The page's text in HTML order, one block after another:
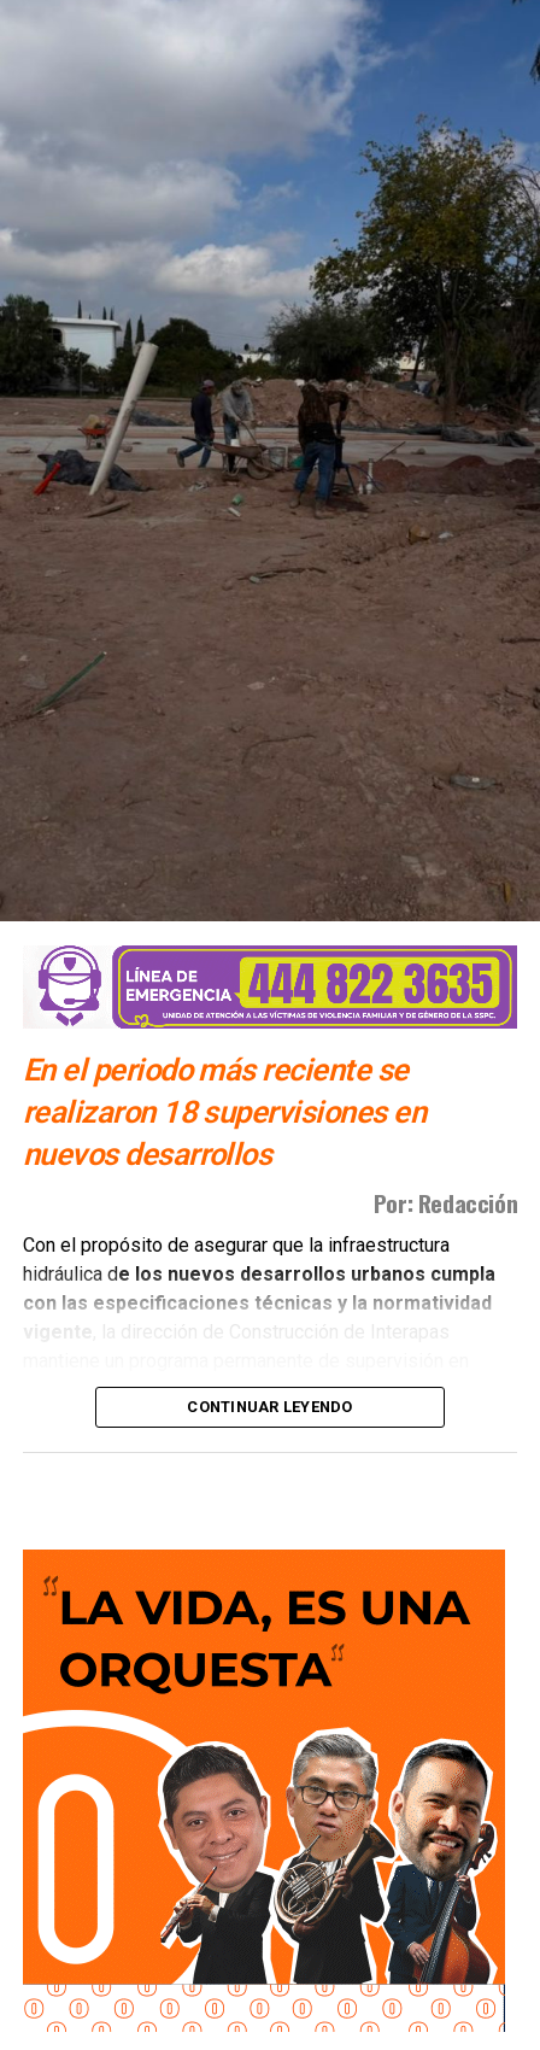
o que permitirá fortalecer la promoción turística y cultural
Por último, la presidenta concejal invitó a las y los
asistentes a visitar el stand de Villa de Pozos y conocer
la oferta que tiene el municipio, entre la que destacan su
gastronomía y sus tradiciones, como la emblemática
Procesión de los Cristos, una de las celebraciones que
forman parte de su identidad cultural.
También lee:
Villa de Pozos mantiene acciones por bailes
clandestinos
En el periodo más reciente se
realizaron 18 supervisiones en
nuevos desarrollos
Por: Redacción
Con el propósito de asegurar que la infraestructura
hidráulica de los nuevos desarrollos urbanos cumpla
con las especificaciones técnicas y la normatividad
vigente
, la dirección de Construcción de Interapas
fraccionamientos y centros de población que buscan
incorporarse a las redes de agua potable y drenaje.
y que los puntos de conexión al sistema público sean
adecuados para garantizar un servicio seguro y eficiente.
Durante las inspecciones pueden determinarse medidas
preventivas y correctivas, para autorizar la incorporación
de nuevos desarrollos a la infraestructura hidráulica
metropolitana.
Con estas supervisiones
, el organismo fortalece la
CONTINUAR LEYENDO